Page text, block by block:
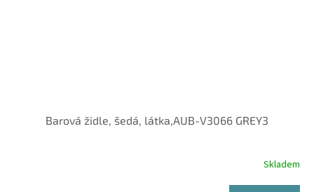
Barová židle, šedá, látka,AUB-V3066 GREY3
Skladem